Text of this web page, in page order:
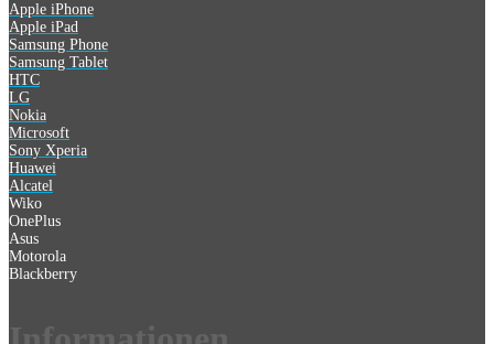
Apple iPhone
Apple iPad
Samsung Phone
Samsung Tablet
HTC
LG
Nokia
Microsoft
Sony Xperia
Huawei
Alcatel
Wiko
OnePlus
Asus
Motorola
Blackberry